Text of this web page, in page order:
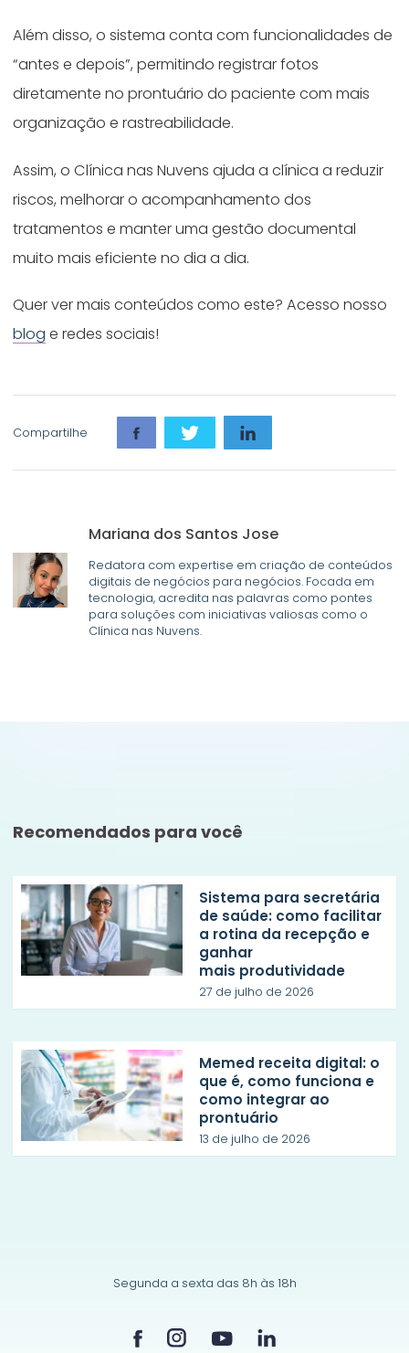
Além disso, o sistema conta com funcionalidades de
“antes e depois”, permitindo registrar fotos
diretamente no prontuário do paciente com mais
organização e rastreabilidade.
Assim, o Clínica nas Nuvens ajuda a clínica a reduzir
riscos, melhorar o acompanhamento dos
tratamentos e manter uma gestão documental
muito mais eficiente no dia a dia.
Quer ver mais conteúdos como este? Acesso nosso
blog e redes sociais!
Compartilhe
Mariana dos Santos Jose
Redatora com expertise em criação de conteúdos
digitais de negócios para negócios. Focada em
tecnologia, acredita nas palavras como pontes
para soluções com iniciativas valiosas como o
Clínica nas Nuvens.
Recomendados para você
Sistema para secretária
de saúde: como facilitar
a rotina da recepção e
ganhar
mais produtividade
27 de julho de 2026
Memed receita digital: o
que é, como funciona e
como integrar ao
prontuário
13 de julho de 2026
Segunda a sexta das 8h às 18h